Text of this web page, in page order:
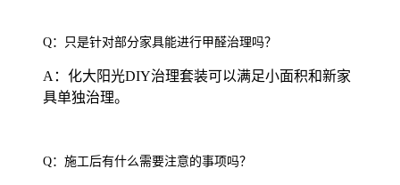
Q：只是针对部分家具能进行甲醛治理吗？
A：化大阳光DIY治理套装可以满足小面积和新家
具单独治理。
Q：施工后有什么需要注意的事项吗？